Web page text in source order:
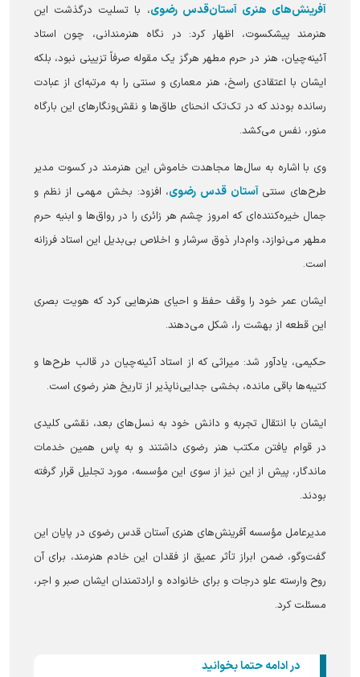
آفرینش‌های هنری آستان‌قدس رضوی، با تسلیت درگذشت این
هنرمند پیشکسوت، اظهار کرد: در نگاه هنرمندانی، چون استاد
آئینه‌چیان، هنر در حرم مطهر هرگز یک مقوله صرفاً تزیینی نبود، بلکه
ایشان با اعتقادی راسخ، هنر معماری و سنتی را به مرتبه‌ای از عبادت
رسانده بودند که در تک‌تک انحنای طاق‌ها و نقش‌ونگار‌های این بارگاه
منور، نفس می‌کشد.
وی با اشاره به سال‌ها مجاهدت خاموش این هنرمند در کسوت مدیر
طرح‌های سنتی آستان قدس رضوی، افزود: بخش مهمی از نظم و
جمال خیره‌کننده‌ای که امروز چشم هر زائری را در رواق‌ها و ابنیه حرم
مطهر می‌نوازد، وام‌دار ذوق سرشار و اخلاص بی‌بدیل این استاد فرزانه
است.
ایشان عمر خود را وقف حفظ و احیای هنر‌هایی کرد که هویت بصری
این قطعه از بهشت را، شکل می‌دهند.
حکیمی، یادآور شد: میراثی که از استاد آئینه‌چیان در قالب طرح‌ها و
کتیبه‌ها باقی مانده، بخشی جدایی‌ناپذیر از تاریخ هنر رضوی است.
ایشان با انتقال تجربه و دانش خود به نسل‌های بعد، نقشی کلیدی
در قوام یافتن مکتب هنر رضوی داشتند و به پاس همین خدمات
ماندگار، پیش از این نیز از سوی این مؤسسه، مورد تجلیل قرار گرفته
بودند.
مدیرعامل مؤسسه آفرینش‌های هنری آستان قدس رضوی در پایان این
گفت‌و‌گو، ضمن ابراز تأثر عمیق از فقدان این خادم هنرمند، برای آن
روح وارسته علو درجات و برای خانواده و ارادتمندان ایشان صبر و اجر،
مسئلت کرد.
در ادامه حتما بخوانید